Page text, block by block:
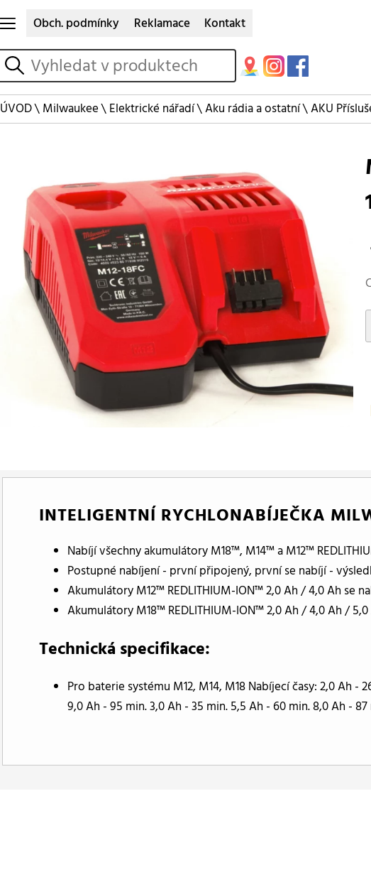
Obch. podmínky Reklamace Kontakt
vyhledat
ÚVOD\Milwaukee\Elektrické nářadí\Aku rádia a ostatní\AKU
INTELIGENTNÍ RYCHLONABÍJEČKA
Nabíjí všechny akumulátory M18™, M14™ a M12™
Postupné nabíjení - první připojený, první se nabíjí -
Akumulátory M12™ REDLITHIUM-ION™ 2,0 Ah / 4,0 Ah se
Akumulátory M18™ REDLITHIUM-ION™ 2,0 Ah / 4,0 Ah /
Technická specifikace:
Pro baterie systému M12, M14, M18 Nabíjecí časy: 2,0 Ah -
9,0 Ah - 95 min. 3,0 Ah - 35 min. 5,5 Ah - 60 min. 8,0 Ah - 87